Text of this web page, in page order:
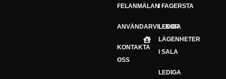
FELANMÄLAN
ANVÄNDARVILLKOR
KONTAKTA
OSS
I FAGERSTA
LEDIGA
LÄGENHETER
I SALA
LEDIGA